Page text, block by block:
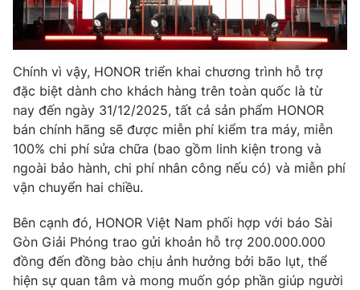
Chính vì vậy, HONOR triển khai chương trình hỗ trợ
đặc biệt dành cho khách hàng trên toàn quốc là từ
nay đến ngày 31/12/2025, tất cả sản phẩm HONOR
bán chính hãng sẽ được miễn phí kiểm tra máy, miễn
100% chi phí sửa chữa (bao gồm linh kiện trong và
ngoài bảo hành, chi phí nhân công nếu có) và miễn phí
vận chuyển hai chiều.
Bên cạnh đó, HONOR Việt Nam phối hợp với báo Sài
Gòn Giải Phóng trao gửi khoản hỗ trợ 200.000.000
đồng đến đồng bào chịu ảnh hưởng bởi bão lụt, thể
hiện sự quan tâm và mong muốn góp phần giúp người